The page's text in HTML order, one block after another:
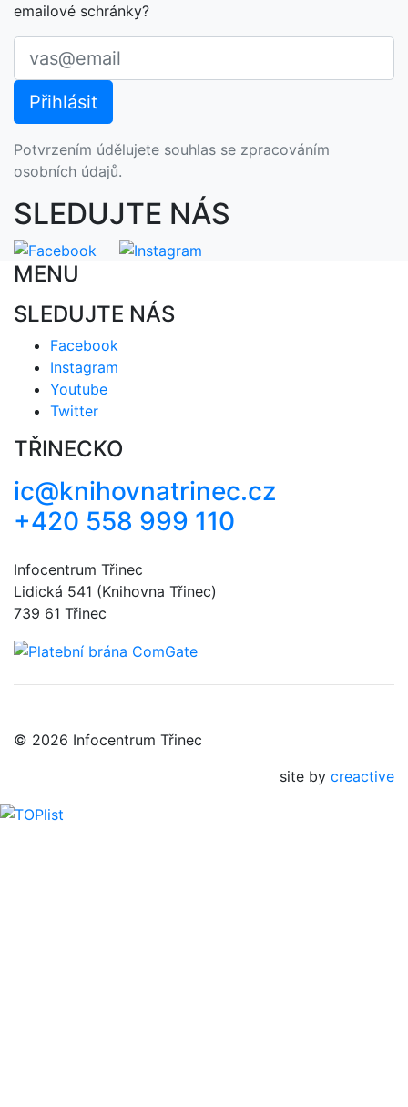
emailové schránky?
Potvrzením údělujete souhlas se zpracováním
osobních údajů.
SLEDUJTE NÁS
MENU
SLEDUJTE NÁS
Facebook
Instagram
Youtube
Twitter
TŘINECKO
ic@knihovnatrinec.cz
+420 558 999 110
Infocentrum Třinec
Lidická 541 (Knihovna Třinec)
739 61 Třinec
© 2026 Infocentrum Třinec
site by creactive